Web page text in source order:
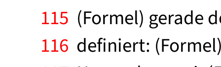
115 (Formel) gerade
116 definiert: